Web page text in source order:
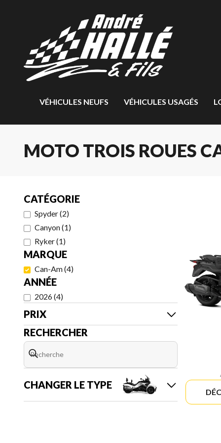
VÉHICULES NEUFS VÉHICULES USAGÉS
MOTO TROIS ROUES
CATÉGORIE
Spyder(2)
Canyon(1)
Ryker(1)
MARQUE
Can-Am(4)
ANNÉE
2026(4)
PRIX
RECHERCHER
CHANGER LE TYPE